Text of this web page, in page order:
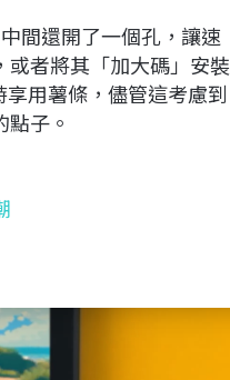
間還開了一個孔，讓速
或者將其「加大碼」安裝
用薯條，儘管這考慮到
子。